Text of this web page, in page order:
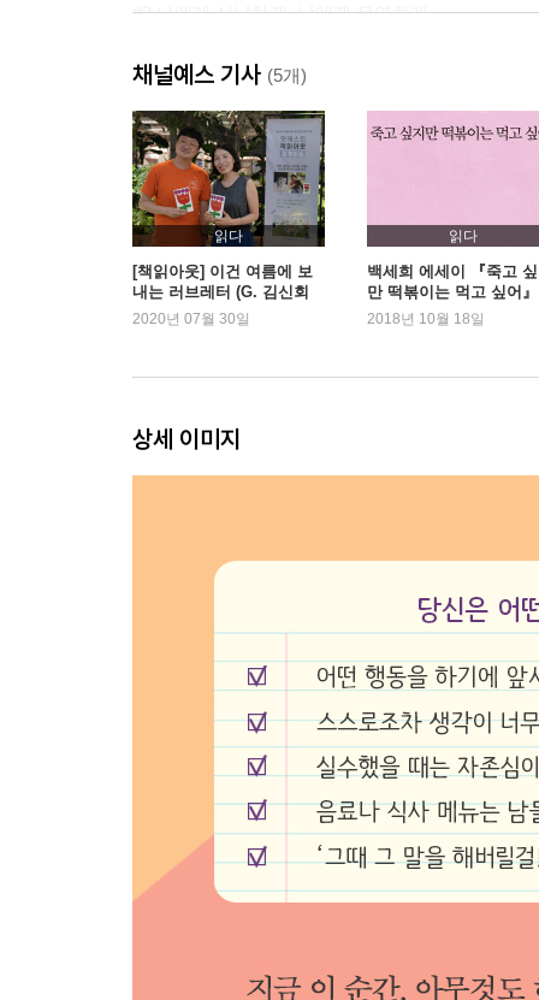
#3 나에게 상냥하게, 남에게 유연하게
될 수 없을 것 같아서 │ 잘하는 걸 해 │ 아빠랑 다
것, 상처는 드러내는 것
#4 나를 의심하지 않기로 했다
영어 공부를 시작했습니다 │ 간접화법의 늪 │ 에
좋아하지 않아도 괜찮아 │ 여기 온 거 후회 안 해
Epilogue 작지만 확실한 희망사항
채널예스 기사 (5개)
읽다
[책읽아웃] 이건 여름에 보
내는 러브레터 (G. 김신회
작가)
2020년 07월 30일
읽다
백세희 에세이 『죽고
만 떡볶이는 먹고 싶어
주째 1위
2018년 10월 18일
상세 이미지